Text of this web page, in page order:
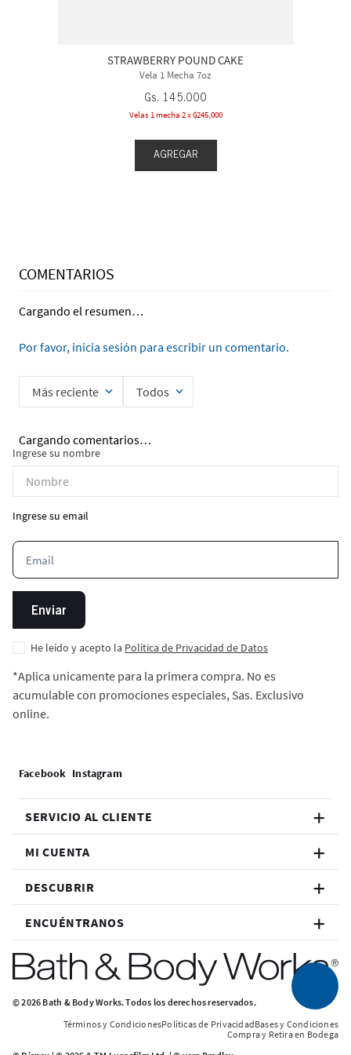
STRAWBERRY POUND CAKE
Vela 1 Mecha 7oz
Gs. 145.000
Velas 1 mecha 2 x ₲245,000
AGREGAR
COMENTARIOS
Cargando el resumen…
Por favor, inicia sesión para escribir un comentario.
Más reciente Todos
Cargando comentarios…
Ingrese su nombre
Ingrese su email
Enviar
He leído y acepto la Política de Privacidad de Datos
*Aplica unicamente para la primera compra. No es
acumulable con promociones especiales, Sas. Exclusivo
online.
SERVICIO AL CLIENTE
MI CUENTA
DESCUBRIR
ENCUÉNTRANOS
© 2026 Bath & Body Works. Todos los derechos reservados.
Términos y CondicionesPolíticas de PrivacidadBases y Condiciones
Compra y Retira en Bodega